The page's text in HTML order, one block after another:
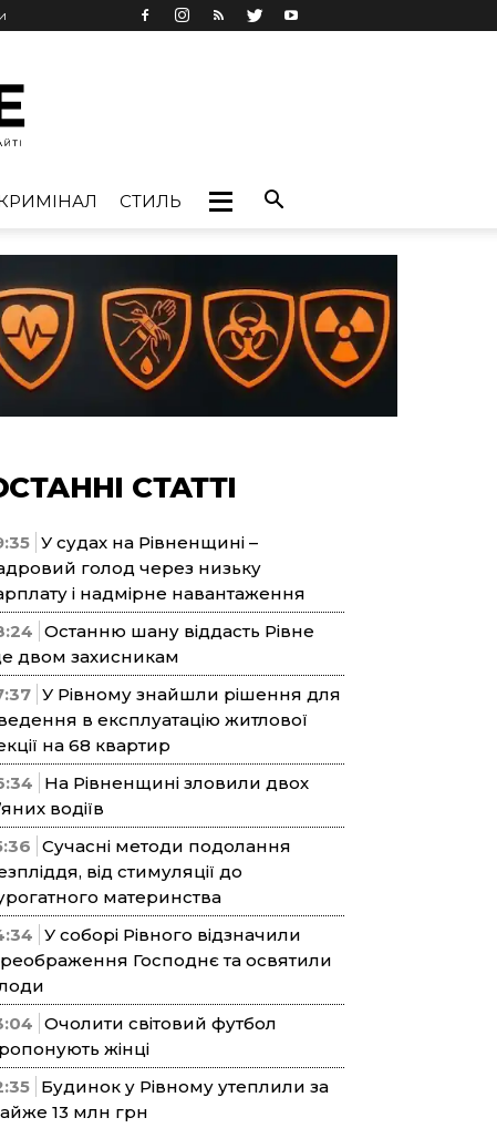
СТИЛЬ
СТАТТІ
У судах на Рівненщині –
голод через низьку
і надмірне навантаження
Останню шану віддасть Рівне
двом захисникам
У Рівному знайшли рішення для
в експлуатацію житлової
на 68 квартир
На Рівненщині зловили двох
водіїв
Сучасні методи подолання
від стимуляції до
материнства
У соборі Рівного відзначили
Господнє та освятили
Очолити світовий футбол
жінці
Будинок у Рівному утеплили за
13 млн грн